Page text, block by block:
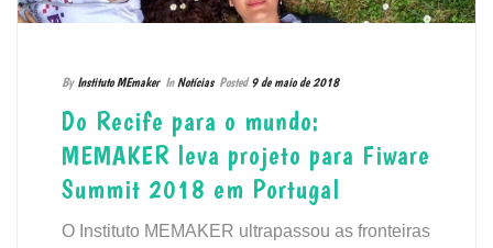
By Instituto MEmaker In Notícias Posted 9 de maio de 2018
Do Recife para o mundo:
MEMAKER leva projeto para Fiware
Summit 2018 em Portugal
O Instituto MEMAKER ultrapassou as fronteiras